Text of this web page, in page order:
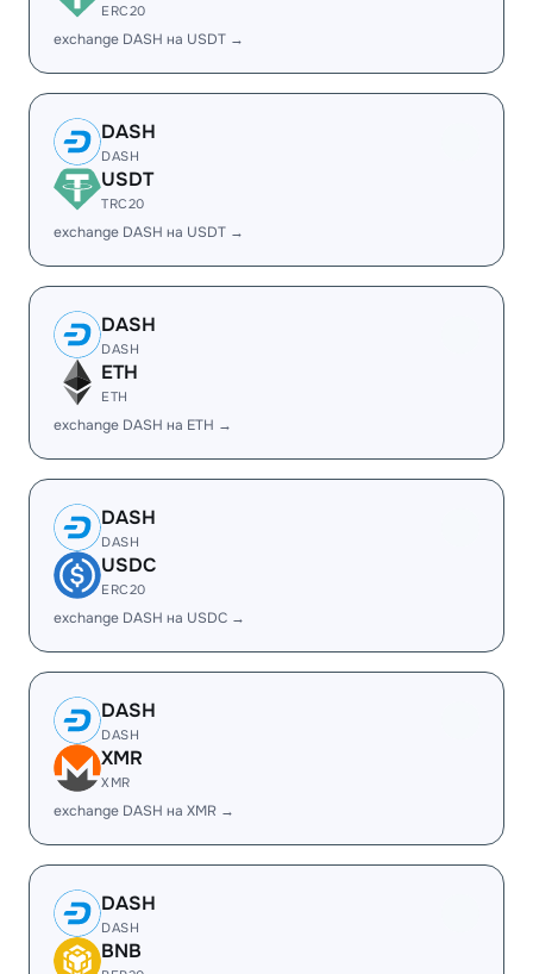
ERC20
exchange DASH на USDT →
DASH
DASH
USDT
TRC20
exchange DASH на USDT →
DASH
DASH
ETH
ETH
exchange DASH на ETH →
DASH
DASH
USDC
ERC20
exchange DASH на USDC →
DASH
DASH
XMR
XMR
exchange DASH на XMR →
DASH
DASH
BNB